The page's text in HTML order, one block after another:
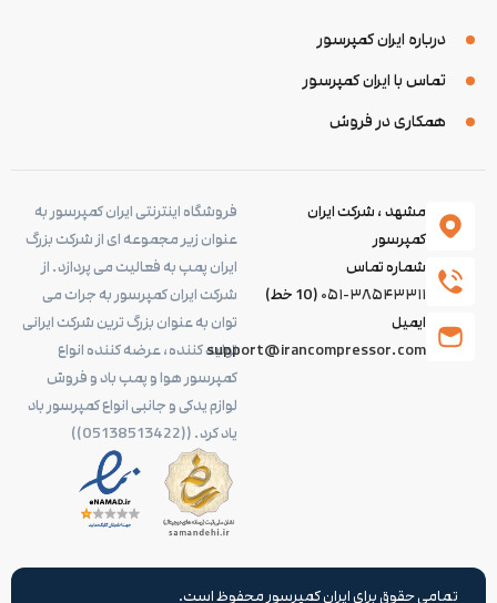
درباره ایران کمپرسور
تماس با ایران کمپرسور
همکاری در فروش
فروشگاه اینترنتی ایران کمپرسور به
عنوان زیر مجموعه ای از شرکت بزرگ
ایران پمپ به فعالیت می پردازد. از
شرکت ایران کمپرسور به جرات می
توان به عنوان بزرگ ترین شرکت ایرانی
تولید کننده، عرضه کننده انواع
کمپرسور هوا و پمپ باد و فروش
لوازم یدکی و جانبی انواع کمپرسور باد
یاد کرد. ((05138513422))
مشهد ، شرکت ایران
کمپرسور
شماره تماس
۰۵۱-۳۸۵۴۳۳۱۱ (10 خط)
ایمیل
support@irancompressor.com
تمامی حقوق برای ایران کمپرسور محفوظ است.